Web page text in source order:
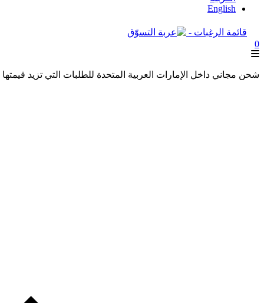
English
قائمة الرغبات -
0
شحن مجاني داخل الإمارات العربية المتحدة للطلبات التي تزيد قيمتها عن 250 درهمًا إماراتيًا. شحن مجاني عالميًا للطلبات التي تزيد قيمتها عن 600 درهم